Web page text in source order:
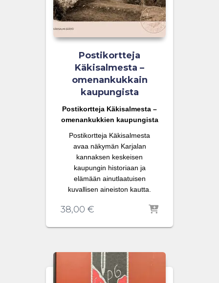
Postikortteja
Käkisalmesta –
omenankukkain
kaupungista
Postikortteja Käkisalmesta –
omenankukkien kaupungista
Postikortteja Käkisalmesta
avaa näkymän Karjalan
kannaksen keskeisen
kaupungin historiaan ja
elämään ainutlaatuisen
kuvallisen aineiston kautta.
38,00 €